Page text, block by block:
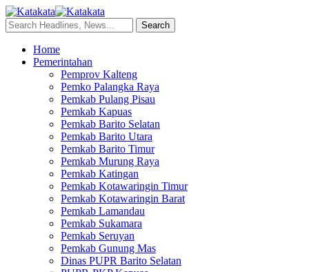
Home
Pemerintahan
Pemprov Kalteng
Pemko Palangka Raya
Pemkab Pulang Pisau
Pemkab Kapuas
Pemkab Barito Selatan
Pemkab Barito Utara
Pemkab Barito Timur
Pemkab Murung Raya
Pemkab Katingan
Pemkab Kotawaringin Timur
Pemkab Kotawaringin Barat
Pemkab Lamandau
Pemkab Sukamara
Pemkab Seruyan
Pemkab Gunung Mas
Dinas PUPR Barito Selatan